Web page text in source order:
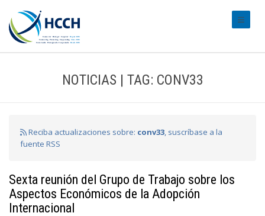
NOTICIAS | TAG: CONV33
Reciba actualizaciones sobre: conv33, suscríbase a la
fuente RSS
Sexta reunión del Grupo de Trabajo sobre los
Aspectos Económicos de la Adopción
Internacional